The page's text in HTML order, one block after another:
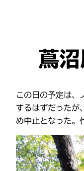
蔦
この日の予定は、
するはずだったが
め中止となった。